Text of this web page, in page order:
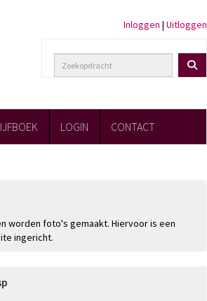
Inloggen | Uitloggen
LOGIN CONTACT
worden foto's gemaakt. Hiervoor is een
ingericht.